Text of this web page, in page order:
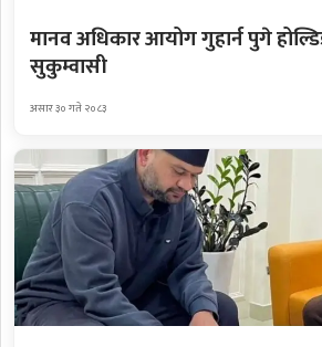
मानव अधिकार आयोग गुहार्न पुगे
सुकुम्वासी
असार ३० गते २०८३